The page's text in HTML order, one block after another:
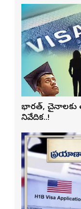
భారత్, చైనాలకు
నివేదిక..!